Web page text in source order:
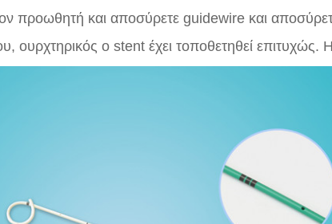
προωθητή και αποσύρετε guidewire και
ουρχτηρικός ο stent έχει τοποθετηθεί επιτυχώς.